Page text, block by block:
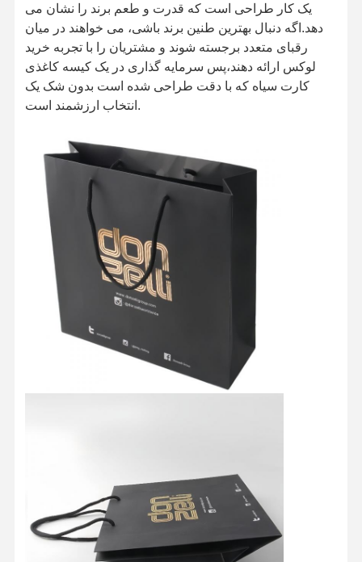
محصولات دربارهی ما کارخانه تور
یک کار طراحی است که قدرت و طعم برند را نشان می
دهد.اگه دنبال بهترین طنین برند باشی، می خواهند در میان
رقبای متعدد برجسته شوند و مشتریان را با تجربه خرید
لوکس ارائه دهند،پس سرمایه گذاری در یک کیسه کاغذی
کارت سیاه که با دقت طراحی شده است بدون شک یک
انتخاب ارزشمند است.